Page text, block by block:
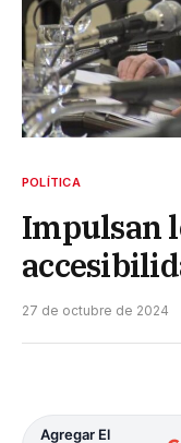
POLÍTICA
Impulsan
27 de octubre de 2024
Agregar El